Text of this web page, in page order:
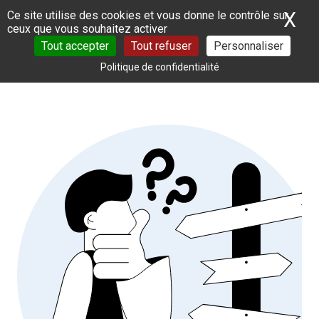
Panneau de gestion des cookies
Ce site utilise des cookies et vous donne le contrôle sur
ceux que vous souhaitez activer
Tout accepter
Tout refuser Personnaliser
Politique de confidentialité
X